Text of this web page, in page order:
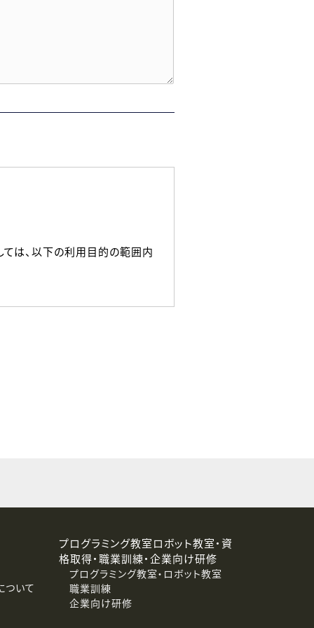
ては、以下の利用目的の範囲内
および第三者への提供停止）
ついて
プログラミング教室ロボット教室・資
格取得・職業訓練・企業向け研修
プログラミング教室・ロボット教室
職業訓練
企業向け研修